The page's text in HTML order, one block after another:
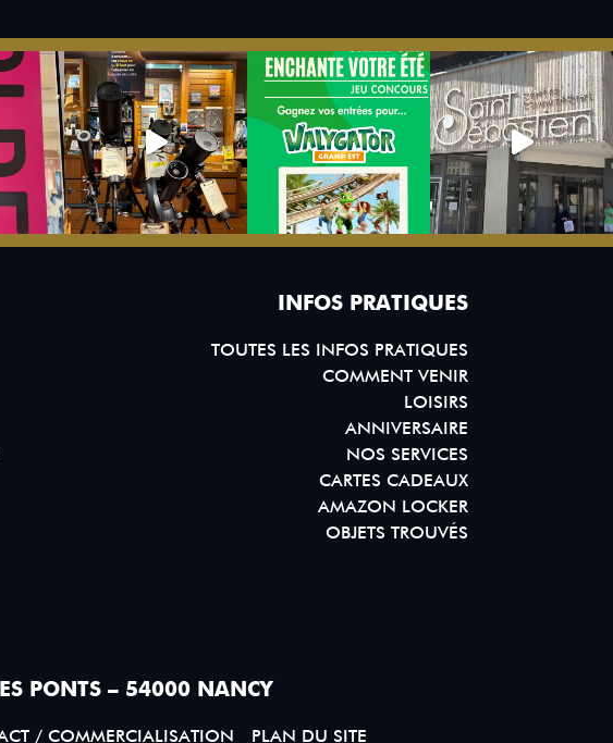
INFOS PRATIQUES
TOUTES LES INFOS PRATIQUES
COMMENT VENIR
LOISIRS
ANNIVERSAIRE
NOS SERVICES
CARTES CADEAUX
AMAZON LOCKER
OBJETS TROUVÉS
PONTS – 54000 NANCY
/ COMMERCIALISATION PLAN DU SITE